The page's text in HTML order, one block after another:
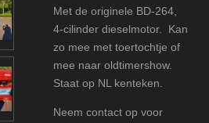
Met de originele BD-264,
4-cilinder dieselmotor. Kan
zo mee met toertochtje of
mee naar oldtimershow.
Staat op NL kenteken.
Neem contact op voor